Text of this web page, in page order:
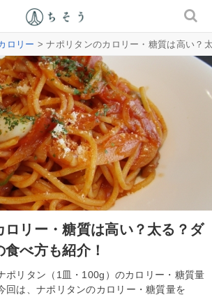
ロリー > ナポリタンのカロリー・糖質は高い？
ロリー・糖質は高い？太る？ダ
べ方も紹介！
ポリタン（1皿・100g）のカロリー・糖質量
回は、ナポリタンのカロリー・糖質量を